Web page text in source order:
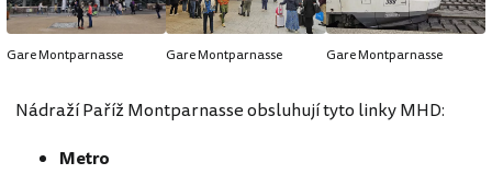
Gare Montparnasse Gare Montparnasse Gare Montparnasse
Nádraží Paříž Montparnasse obsluhují tyto linky MHD:
Metro